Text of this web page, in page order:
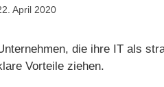
April 2020
die ihre IT als
Vorteile ziehen.